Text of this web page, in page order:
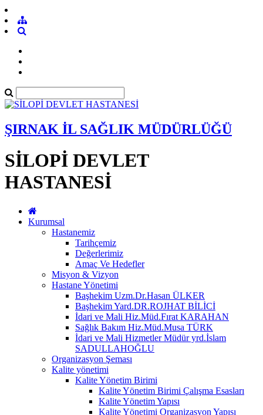
ŞIRNAK İL SAĞLIK MÜDÜRLÜĞÜ
SİLOPİ DEVLET
HASTANESİ
Kurumsal
Hastanemiz
Tarihçemiz
Değerlerimiz
Amaç Ve Hedefler
Misyon & Vizyon
Hastane Yönetimi
Başhekim Uzm.Dr.Hasan ÜLKER
Başhekim Yard.DR.ROJHAT BİLİCİ
İdari ve Mali Hiz.Müd.Fırat KARAHAN
Sağlık Bakım Hiz.Müd.Musa TÜRK
İdari ve Mali Hizmetler Müdür yrd.İslam
SADULLAHOĞLU
Organizasyon Şeması
Kalite yönetimi
Kalite Yönetim Birimi
Kalite Yönetim Birimi Çalışma Esasları
Kalite Yönetim Yapısı
Kalite Yönetimi Organizasyon Yapısı